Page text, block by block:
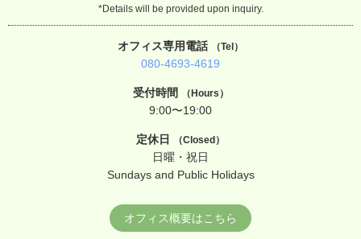
*Details will be provided upon inquiry.
オフィス専用電話 （Tel）
080-4693-4619
受付時間 （Hours）
9:00〜19:00
定休日 （Closed）
日曜・祝日
Sundays and Public Holidays
オフィス概要はこちら